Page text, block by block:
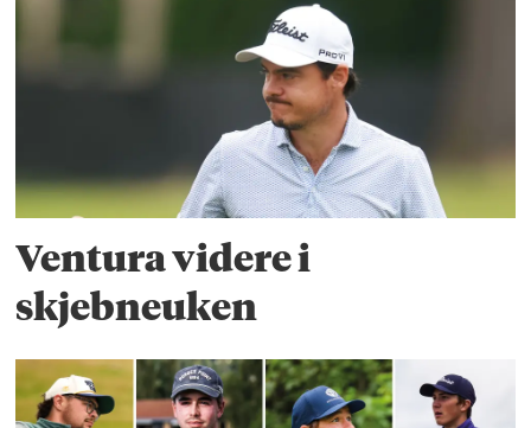
Ventura videre i
skjebneuken